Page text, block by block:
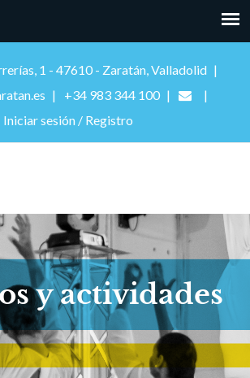
1 - 47610 - Zaratán, Valladolid
+34 983 344 100
Iniciar sesión / Registro
y actividades